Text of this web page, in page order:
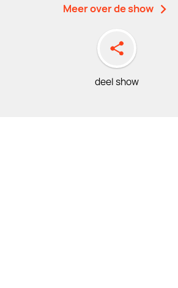
Meer over de show
deel show